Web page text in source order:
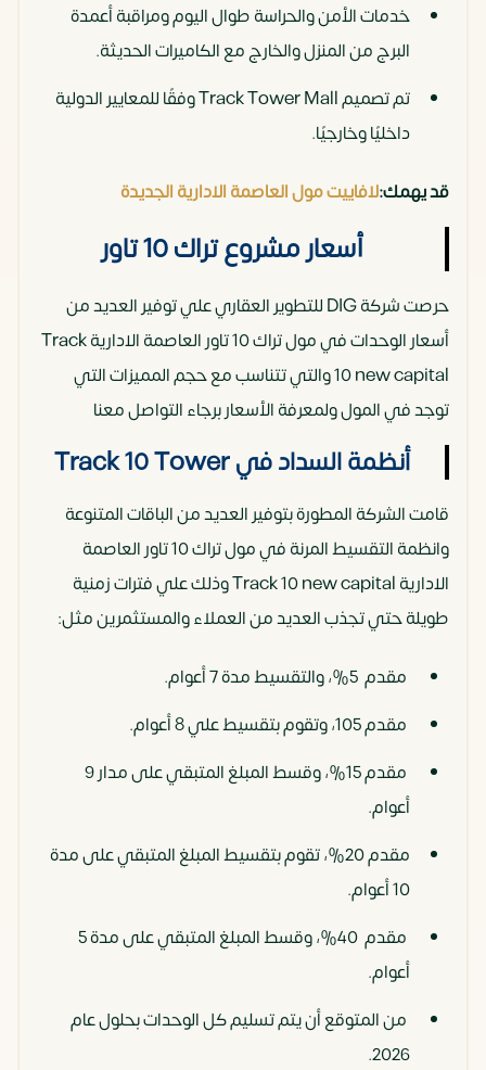
خدمات الأمن والحراسة طوال اليوم ومراقبة أعمدة
البرج من المنزل والخارج مع الكاميرات الحديثة.
تم تصميم Track Tower Mall وفقًا للمعايير الدولية
داخليًا وخارجيًا.
قد يهمك:لافاييت مول العاصمة الادارية الجديدة
أسعار مشروع تراك 10 تاور
حرصت شركة DIG للتطوير العقاري علي توفير العديد من
أسعار الوحدات في مول تراك 10 تاور العاصمة الادارية Track
10 new capital والتي تتناسب مع حجم المميزات التي
توجد في المول ولمعرفة الأسعار برجاء التواصل معنا
أنظمة السداد في Track 10 Tower
قامت الشركة المطورة بتوفير العديد من الباقات المتنوعة
وانظمة التقسيط المرنة في مول تراك 10 تاور العاصمة
الادارية Track 10 new capital وذلك علي فترات زمنية
طويلة حتي تجذب العديد من العملاء والمستثمرين مثل:
مقدم 5%، والتقسيط مدة 7 أعوام.
مقدم 105، وتقوم بتقسيط علي 8 أعوام.
مقدم 15%، وقسط المبلغ المتبقي على مدار 9
أعوام.
مقدم 20%، تقوم بتقسيط المبلغ المتبقي على مدة
10 أعوام.
مقدم 40%، وقسط المبلغ المتبقي على مدة 5
أعوام.
من المتوقع أن يتم تسليم كل الوحدات بحلول عام
2026.